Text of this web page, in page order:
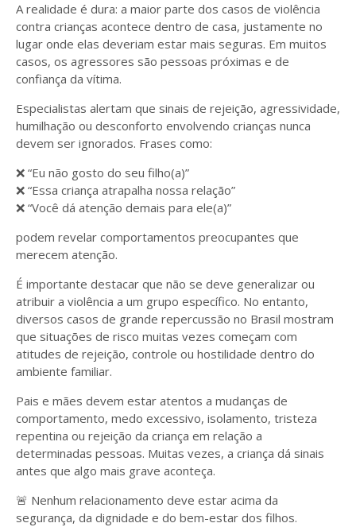
A realidade é dura: a maior parte dos casos de violência
contra crianças acontece dentro de casa, justamente no
lugar onde elas deveriam estar mais seguras. Em muitos
casos, os agressores são pessoas próximas e de
confiança da vítima.
Especialistas alertam que sinais de rejeição, agressividade,
humilhação ou desconforto envolvendo crianças nunca
devem ser ignorados. Frases como:
❌ “Eu não gosto do seu filho(a)”
❌ “Essa criança atrapalha nossa relação”
❌ “Você dá atenção demais para ele(a)”
podem revelar comportamentos preocupantes que
merecem atenção.
É importante destacar que não se deve generalizar ou
atribuir a violência a um grupo específico. No entanto,
diversos casos de grande repercussão no Brasil mostram
que situações de risco muitas vezes começam com
atitudes de rejeição, controle ou hostilidade dentro do
ambiente familiar.
Pais e mães devem estar atentos a mudanças de
comportamento, medo excessivo, isolamento, tristeza
repentina ou rejeição da criança em relação a
determinadas pessoas. Muitas vezes, a criança dá sinais
antes que algo mais grave aconteça.
🚨 Nenhum relacionamento deve estar acima da
segurança, da dignidade e do bem-estar dos filhos.